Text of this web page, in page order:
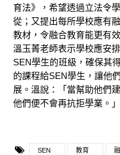
育法》，希望透過立法令
從；又提出每所學校應有
教材，令融合教育能更有
溫玉菁老師表示學校應安
SEN學生的班級，確保其
的課程給SEN學生，讓他
展。溫說：「當幫助他們
他們便不會再抗拒學業。」
SEN 教育